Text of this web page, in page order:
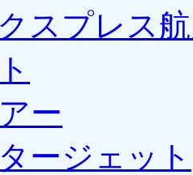
スプレス
ー
ージェット